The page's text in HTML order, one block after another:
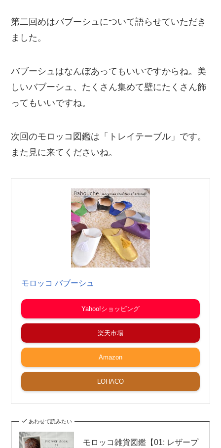
第二回めはバブーシュについて語らせていただき
ました。
バブーシュはなんぼあってもいいですからね。美
しいバブーシュ、たくさん集めて壁にたくさん飾
ってもいいですね。
次回のモロッコ図鑑は「トレイテーブル」です。
また見に来てくださいね。
モロッコ バブーシュ
Yahoo!ショッピング
楽天市場
Amazon
LOHACO
あわせて読みたい
モロッコ雑貨図鑑【01: レザープ